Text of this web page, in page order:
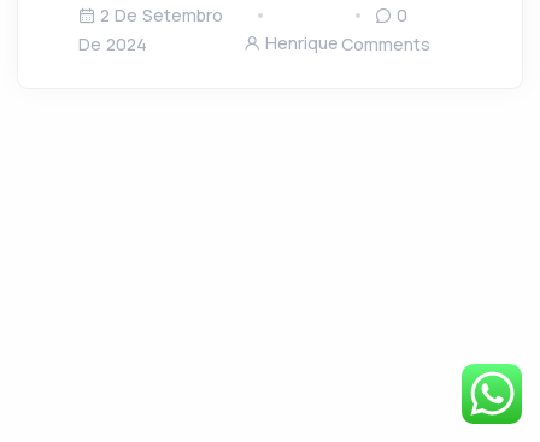
2 De Setembro
De 2024
Henrique
0
Comments